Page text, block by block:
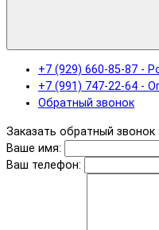
+7 (929) 660-85-87 -
+7 (991) 747-22-64 -
Обратный звонок
Заказать обратный звонок
Ваше имя:
Ваш телефон: